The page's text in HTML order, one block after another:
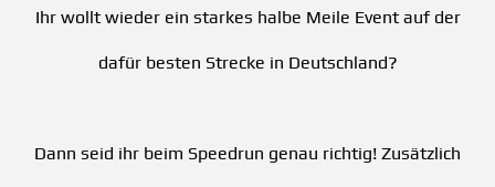
Ihr wollt wieder ein starkes halbe Meile Event auf der
dafür besten Strecke in Deutschland?
Dann seid ihr beim Speedrun genau richtig! Zusätzlich